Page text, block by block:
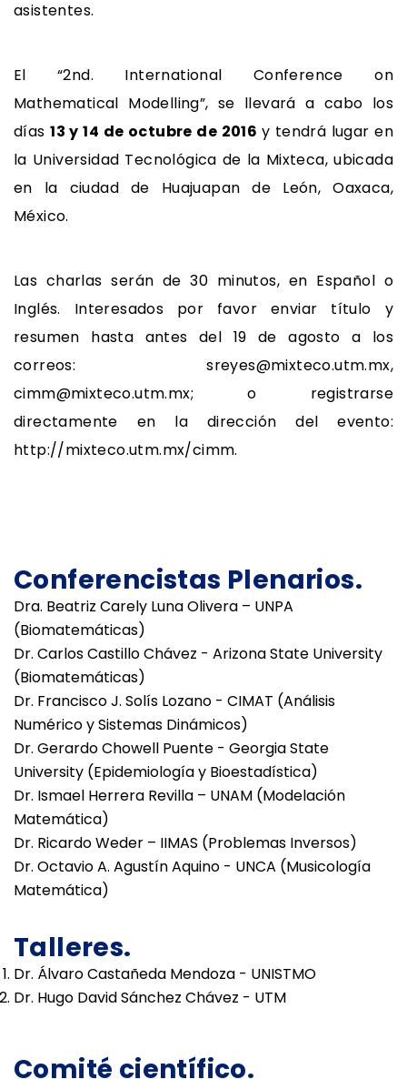
asistentes.
El “2nd. International Conference on
Mathematical Modelling”, se llevará a cabo los
días13 y 14 de octubre de 2016 y tendrá lugar en
la Universidad Tecnológica de la Mixteca, ubicada
en la ciudad de Huajuapan de León, Oaxaca,
México.
Las charlas serán de 30 minutos, en Español o
Inglés. Interesados por favor enviar título y
resumen hasta antes del 19 de agosto a los
correos: sreyes@mixteco.utm.mx,
cimm@mixteco.utm.mx; o registrarse
directamente en la dirección del evento:
http://mixteco.utm.mx/cimm.
Conferencistas Plenarios.
Dra. Beatriz Carely Luna Olivera – UNPA
(Biomatemáticas)
Dr. Carlos Castillo Chávez - Arizona State University
(Biomatemáticas)
Dr. Francisco J. Solís Lozano - CIMAT (Análisis
Numérico y Sistemas Dinámicos)
Dr. Gerardo Chowell Puente - Georgia State
University (Epidemiología y Bioestadística)
Dr. Ismael Herrera Revilla – UNAM (Modelación
Matemática)
Dr. Ricardo Weder – IIMAS (Problemas Inversos)
Dr. Octavio A. Agustín Aquino - UNCA (Musicología
Matemática)
Talleres.
Dr. Álvaro Castañeda Mendoza - UNISTMO
Dr. Hugo David Sánchez Chávez - UTM
Comité científico.